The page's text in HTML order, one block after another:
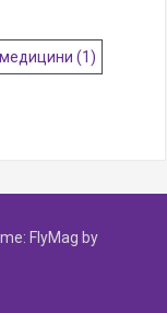
медицини (1)
FlyMag by